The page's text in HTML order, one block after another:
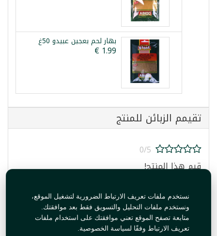
نستخدم ملفات تعريف الارتباط الضرورية لتشغيل الموقع،
ونستخدم ملفات التحليل والتسويق فقط بعد موافقتك.
متابعة تصفح الموقع تعني موافقتك على استخدام ملفات
تعريف الارتباط وفقًا لسياسة الخصوصية.
بهار لحم بعجين عبيدو 50غ
تقيمم الزبائن للمنتج
0/5
قيم هذا المنتج!